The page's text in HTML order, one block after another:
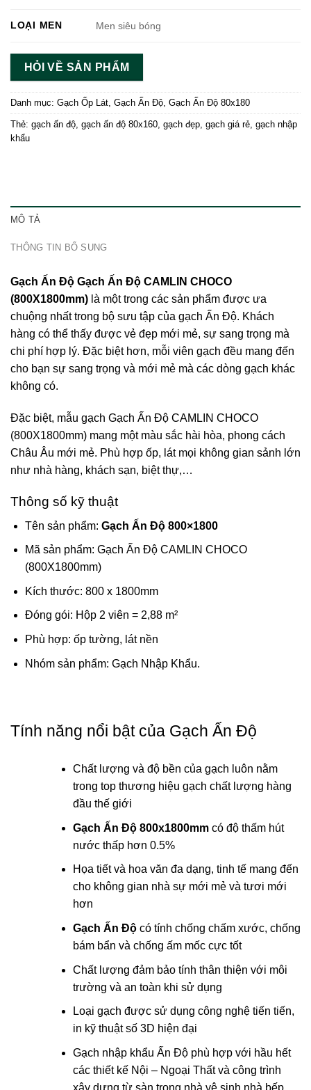
LOẠI MEN Men siêu bóng
HỎI VỀ SẢN PHẨM
Danh mục: Gạch Ốp Lát Gạch Ấn Độ Gạch Ấn Độ 80x180
Thẻ: gạch ấn độ gạch ấn độ 80x160 gạch đẹp gạch giá rẻ gạch nhập
khẩu
MÔ TẢ
THÔNG TIN BỔ SUNG
Gạch Ấn Độ Gạch Ấn Độ CAMLIN CHOCO
(800X1800mm) là một trong các sản phẩm được ưa
chuộng nhất trong bộ sưu tập của gạch Ấn Độ. Khách
hàng có thể thấy được vẻ đẹp mới mẻ, sự sang trọng mà
chi phí hợp lý. Đặc biệt hơn, mỗi viên gạch đều mang đến
cho bạn sự sang trọng và mới mẻ mà các dòng gạch khác
không có.
Đặc biệt, mẫu gạch Gạch Ấn Độ CAMLIN CHOCO
(800X1800mm) mang một màu sắc hài hòa, phong cách
Châu Âu mới mẻ. Phù hợp ốp, lát mọi không gian sảnh lớn
như nhà hàng, khách sạn, biệt thự,…
Thông số kỹ thuật
Tên sản phẩm: Gạch Ấn Độ 800×1800
Mã sản phẩm: Gạch Ấn Độ CAMLIN CHOCO
(800X1800mm)
Kích thước: 800 x 1800mm
Đóng gói: Hộp 2 viên = 2,88 m²
Phù hợp: ốp tường, lát nền
Nhóm sản phẩm: Gạch Nhập Khẩu.
Tính năng nổi bật của Gạch Ấn Độ
Chất lượng và độ bền của gạch luôn nằm
trong top thương hiệu gạch chất lượng hàng
đầu thế giới
Gạch Ấn Độ 800x1800mmcó độ thấm hút
nước thấp hơn 0.5%
Họa tiết và hoa văn đa dạng, tinh tế mang đến
cho không gian nhà sự mới mẻ và tươi mới
hơn
Gạch Ấn Độcó tính chống chấm xước, chống
bám bẩn và chống ấm mốc cực tốt
Chất lượng đảm bảo tính thân thiện với môi
trường và an toàn khi sử dụng
Loại gạch được sử dụng công nghệ tiến tiến,
in kỹ thuật số 3D hiện đại
Gạch nhập khẩu Ấn Độ phù hợp với hầu hết
các thiết kế Nội – Ngoại Thất và công trình
xây dựng từ sàn trong nhà vệ sinh,nhà bếp